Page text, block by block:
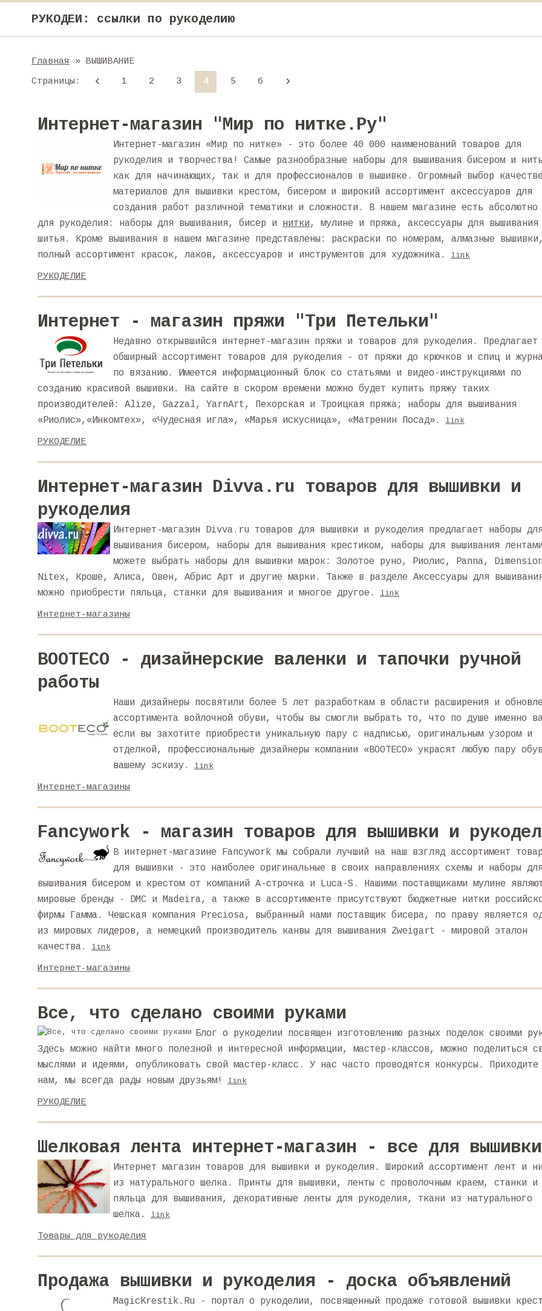
РУКОДЕИ: ссылки по рукоделию
Главная
» ВЫШИВАНИЕ
Страницы : 1 2 3 4 5 6
Интернет-магазин "Мир по нитке.Ру"
Интернет-магазин «Мир по нитке» - это более 40 000 наименований товаров для
рукоделия и творчества! Самые разнообразные наборы для вышивания бисером и
как для начинающих, так и для профессионалов в вышивке. Огромный выбор
материалов для вышивки крестом, бисером и широкий ассортимент аксессуаров для
создания работ различной тематики и сложности. В нашем магазине есть абсолютно
для рукоделия: наборы для вышивания, бисер и нитки, мулине и пряжа, аксессуары для вышивания
шитья. Кроме вышивания в нашем магазине представлены: раскраски по номерам, алмазные вышивки,
полный ассортимент красок, лаков, аксессуаров и инструментов для художника.
link
РУКОДЕЛИЕ
Интернет - магазин пряжи "Три Петельки"
Недавно открывшийся интернет-магазин пряжи и товаров для рукоделия. Предлагает
обширный ассортимент товаров для рукоделия - от пряжи до крючков и спиц и
по вязанию. Имеется информационный блок со статьями и видео-инструкциями по
созданию красивой вышивки. На сайте в скором времени можно будет купить пряжу таких
производителей: Alize, Gazzal, YarnArt, Пехорская и Троицкая пряжа; наборы для вышивания
«Риолис»,«Инкомтех», «Чудесная игла», «Марья искусница», «Матренин Посад».
link
РУКОДЕЛИЕ
Интернет-магазин Divva.ru товаров для вышивки и
рукоделия
Интернет-магазин Divva.ru товаров для вышивки и рукоделия предлагает наборы для
вышивания бисером, наборы для вышивания крестиком, наборы для вышивания
можете выбрать наборы для вышивки марок: Золотое руно, Риолис, Panna,
Nitex, Кроше, Алиса, Овен, Абрис Арт и другие марки. Также в разделе Аксессуары для
можно приобрести пяльца, станки для вышивания и многое другое.
link
Интернет-магазины
BOOTECO - дизайнерские валенки и тапочки ручной
работы
Наши дизайнеры посвятили более 5 лет разработкам в области расширения и
ассортимента войлочной обуви, чтобы вы смогли выбрать то, что по душе именно
если вы захотите приобрести уникальную пару с надписью, оригинальным узором и
отделкой, профессиональные дизайнеры компании «BOOTECO» украсят любую пару
вашему эскизу.
link
Интернет-магазины
Fancywork - магазин товаров для вышивки и
В интернет-магазине Fancywork мы собрали лучший на наш взгляд ассортимент
для вышивки - это наиболее оригинальные в своих направлениях схемы и наборы для
вышивания бисером и крестом от компаний А-строчка и Luca-S. Нашими поставщиками мулине
мировые бренды - DMC и Madeira, а также в ассортименте присутствуют бюджетные нитки
фирмы Гамма. Чешская компания Preciosa, выбранный нами поставщик бисера, по праву является
из мировых лидеров, а немецкий производитель канвы для вышивания Zweigart - мировой эталон
качества.
link
Интернет-магазины
Все, что сделано своими руками
Блог о рукоделии посвящен изготовлению разных поделок своими
Здесь можно найти много полезной и интересной информации, мастер-классов, можно поделиться
мыслями и идеями, опубликовать свой мастер-класс. У нас часто проводятся конкурсы.
нам, мы всегда рады новым друзьям!
link
РУКОДЕЛИЕ
Шелковая лента интернет-магазин - все для вышивки
Интернет магазин товаров для вышивки и рукоделия. Широкий ассортимент лент и
из натурального шелка. Принты для вышивки, ленты с проволочным краем, станки и
пяльца для вышивания, декоративные ленты для рукоделия, ткани из натурального
шелка.
link
Товары для рукоделия
Продажа вышивки и рукоделия - доска объявлений
MagicKrestik.Ru - портал о рукоделии, посвященный продаже готовой вышивки